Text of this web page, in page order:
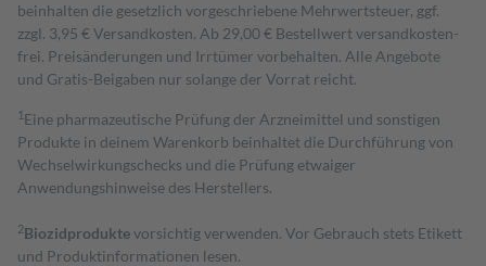
beinhalten die gesetzlich vorgeschriebene Mehrwertsteuer, ggf.
zzgl. 3,95 € Versandkosten. Ab 29,00 € Bestell­wert versand­kosten­
frei. Preisänderungen und Irrtümer vorbehalten. Alle Angebote
und Gratis-Beigaben nur solange der Vorrat reicht.
1 Eine pharmazeutische Prüfung der Arzneimittel und sonstigen
Produkte in deinem Warenkorb beinhaltet die Durchführung von
Wechselwirkungschecks und die Prüfung etwaiger
Anwendungshinweise des Herstellers.
2Biozidproduktevorsichtig verwenden. Vor Gebrauch stets Etikett
und Produktinformationen lesen.